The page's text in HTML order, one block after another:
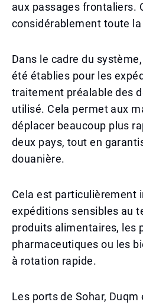
aux passages frontaliers.
considérablement toute
Dans le cadre du
été établies pour les
traitement préalable des
utilisé. Cela permet aux
déplacer beaucoup plus
deux pays, tout en
douanière.
Cela est particulièrement
expéditions sensibles au
produits alimentaires, les
pharmaceutiques ou les
à rotation rapide.
Les ports de Sohar,